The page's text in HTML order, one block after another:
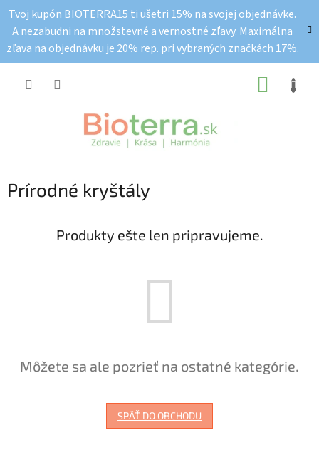
obsah
Tvoj kupón BIOTERRA15 ti ušetri 15% na svojej objednávke.
A nezabudni na množstevné a vernostné zľavy. Maximálna
zľava na objednávku je 20% rep. pri vybraných značkách 17%.
Prírodné kryštály
Produkty ešte len pripravujeme.
Môžete sa ale pozrieť na ostatné kategórie.
SPÄŤ DO OBCHODU